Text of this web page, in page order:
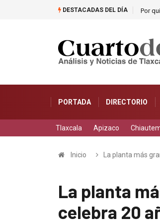
DESTACADAS DEL DÍA Por
PORTADA DIRECTORIO
Tlaxcala Apizaco
Inicio La planta más
La planta
celebra 20